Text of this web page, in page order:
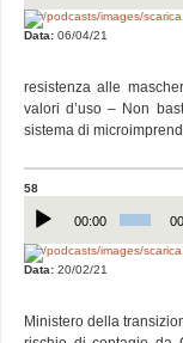
Data: 06/04/21
resistenza alle
valori d’uso – Non
sistema di
58
Player
00:00
Data: 20/02/21
Ministero della